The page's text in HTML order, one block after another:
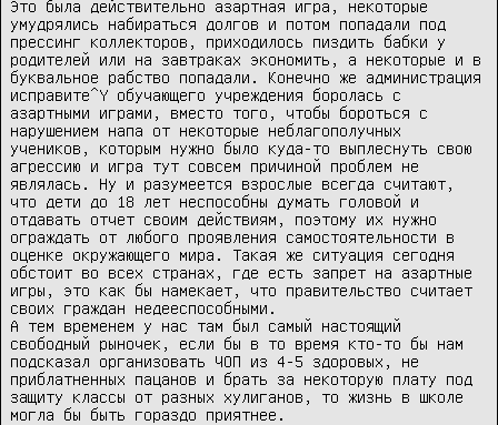
Это была действительно азартная игра, некоторые
умудрялись набираться долгов и потом попадали под
прессинг коллекторов, приходилось пиздить бабки у
родителей или на завтраках экономить, а некоторые и в
буквальное рабство попадали. Конечно же администрация
исправите^Y обучающего учреждения боролась с
азартными играми, вместо того, чтобы бороться с
нарушением напа от некоторые неблагополучных
учеников, которым нужно было куда-то выплеснуть свою
агрессию и игра тут совсем причиной проблем не
являлась. Ну и разумеется взрослые всегда считают,
что дети до 18 лет неспособны думать головой и
отдавать отчет своим действиям, поэтому их нужно
ограждать от любого проявления самостоятельности в
оценке окружающего мира. Такая же ситуация сегодня
обстоит во всех странах, где есть запрет на азартные
игры, это как бы намекает, что правительство считает
своих граждан недееспособными.
А тем временем у нас там был самый настоящий
свободный рыночек, если бы в то время кто-то бы нам
подсказал организовать ЧОП из 4-5 здоровых, не
приблатненных пацанов и брать за некоторую плату под
защиту классы от разных хулиганов, то жизнь в школе
могла бы быть гораздо приятнее.